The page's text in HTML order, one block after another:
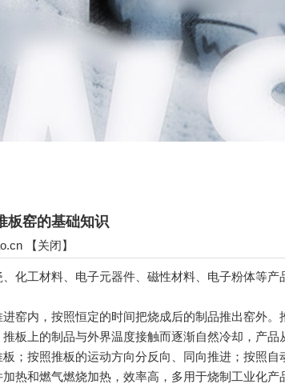
板窑的基础知识
【关闭】
工材料、电子元器件、磁性材料、电子粉体等产
内，按照恒定的时间把烧成后的制品推出窑外。
上的制品与外界温度接触而逐渐自然冷却，产品
按照推板的运动方向分反向、同向推进；按照自
热和燃气燃烧加热，效率高，多用于烧制工业化产